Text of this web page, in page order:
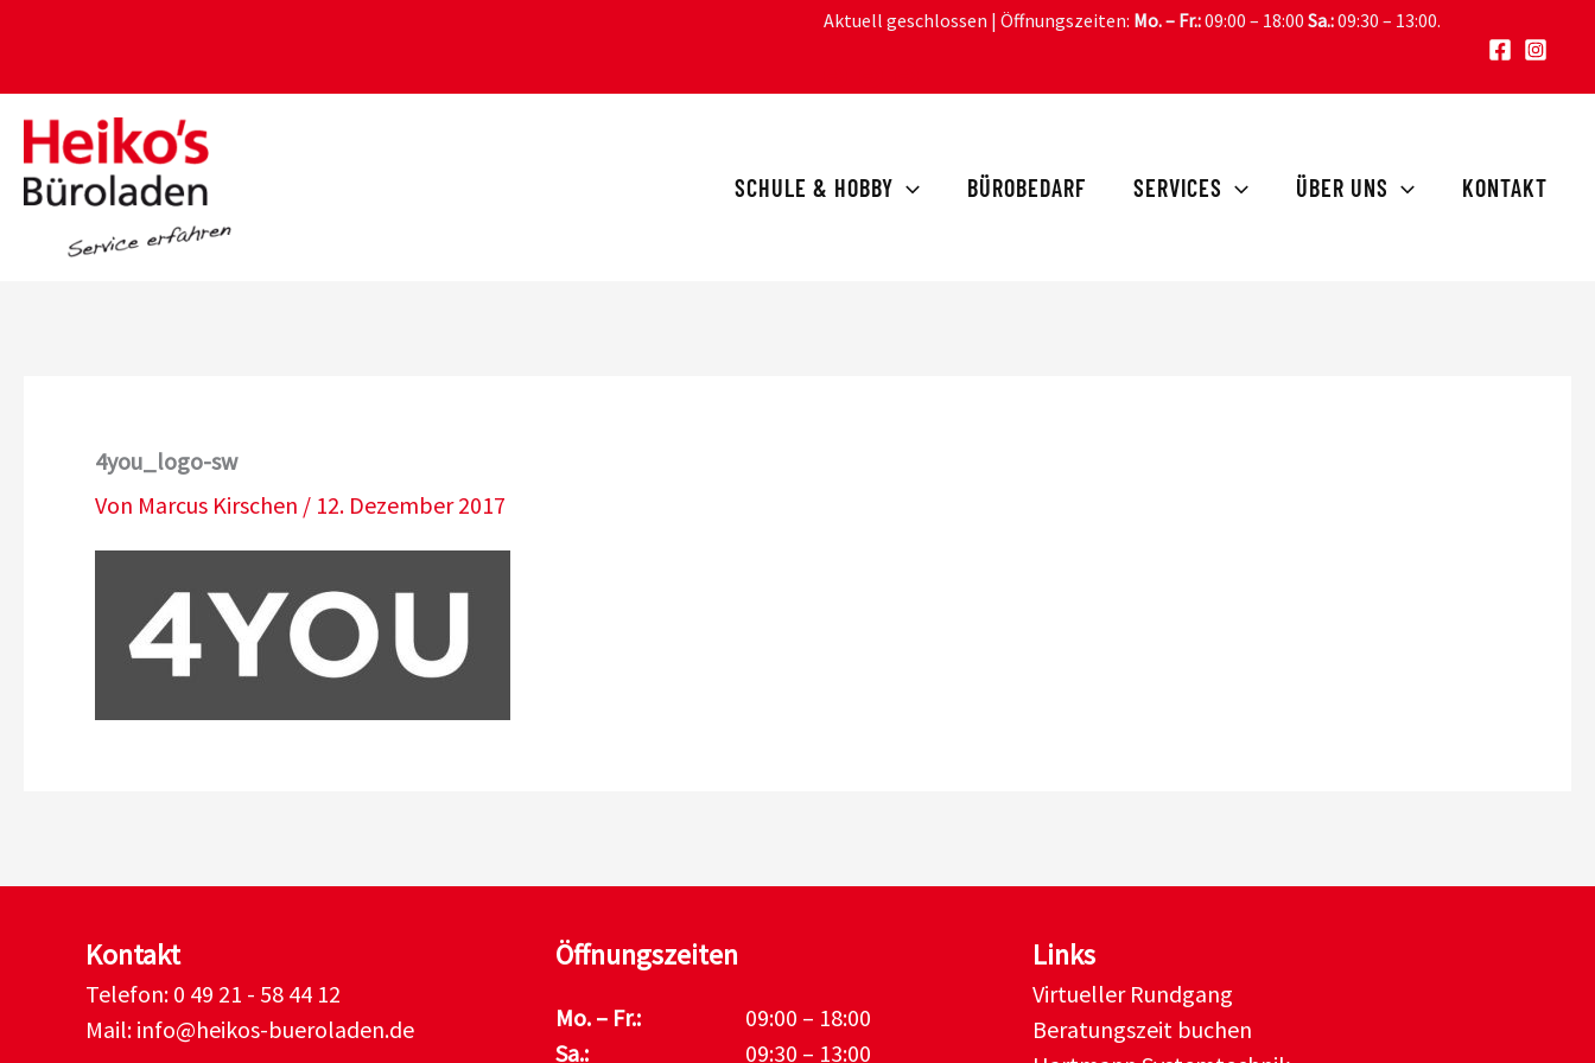
springen
Aktuell geschlossen | Öffnungszeiten: Mo. – Fr.:09:00 – 18:00 Sa.:09:30 – 13:00.
SCHULE & HOBBY BÜROBEDARF SERVICES ÜBER UNS KONTAKT
4you_logo-sw
Von Marcus Kirschen / 12. Dezember 2017
Kontakt
Telefon: 0 49 21 - 58 44 12
Mail: info@heikos-bueroladen.de
Öffnungszeiten
Mo. – Fr.:
09:00 – 18:00
Sa.:
09:30 – 13:00
Links
Virtueller Rundgang
Beratungszeit buchen